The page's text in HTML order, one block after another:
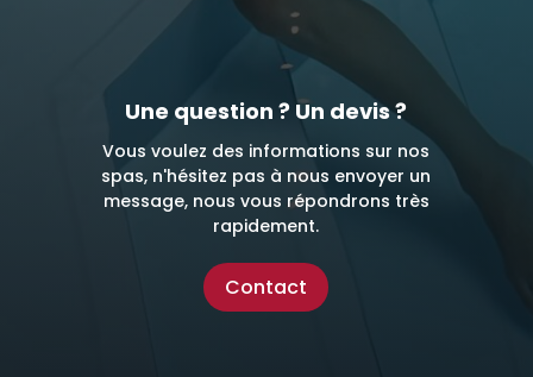
Une question ? Un devis ?
Vous voulez des informations sur nos
spas, n'hésitez pas à nous envoyer un
message, nous vous répondrons très
rapidement.
Contact